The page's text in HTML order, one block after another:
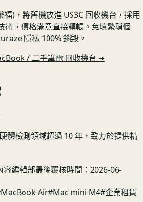
福)，將舊機放進 US3C 回收機台，採用
術，價格滿意直接轉帳。免填繁瑣個
隱私 100% 銷毀。
/ 二手筆電 回收機台 ➔
體檢測領域超過 10 年，致力於提供精
容編輯部最後覆核時間： 2026-06-
MacBook Air#Mac mini M4#企業租賃